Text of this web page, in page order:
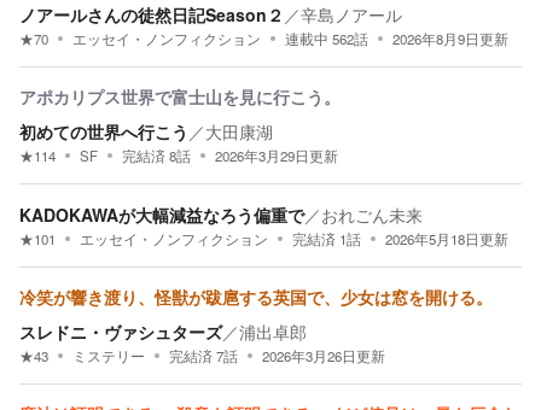
ノアールさんの徒然日記Season２ ／辛島ノアール
★70 エッセイ・ノンフィクション 連載中 562話 2026年8月9日更新
アポカリプス世界で富士山を見に行こう。
初めての世界へ行こう ／大田康湖
★114 SF 完結済8話 2026年3月29日更新
KADOKAWAが大幅減益なろう偏重で／おれごん未来
★101 エッセイ・ノンフィクション 完結済 1話 2026年5月18日更新
冷笑が響き渡り、怪獣が跋扈する英国で、少女は窓を開ける。
スレドニ・ヴァシュターズ／浦出卓郎
★43 ミステリー 完結済7話 2026年3月26日更新